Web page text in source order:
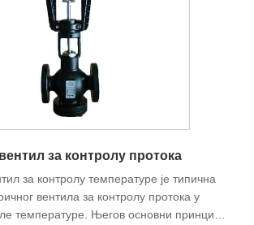
за контролу протока
за контролу температуре је типична
вентила за контролу протока у
температуре. Његов основни принцип